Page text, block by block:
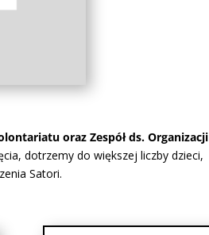
oraz Zespół ds. Organizacji
dotrzemy do większej liczby dzieci,
Satori.